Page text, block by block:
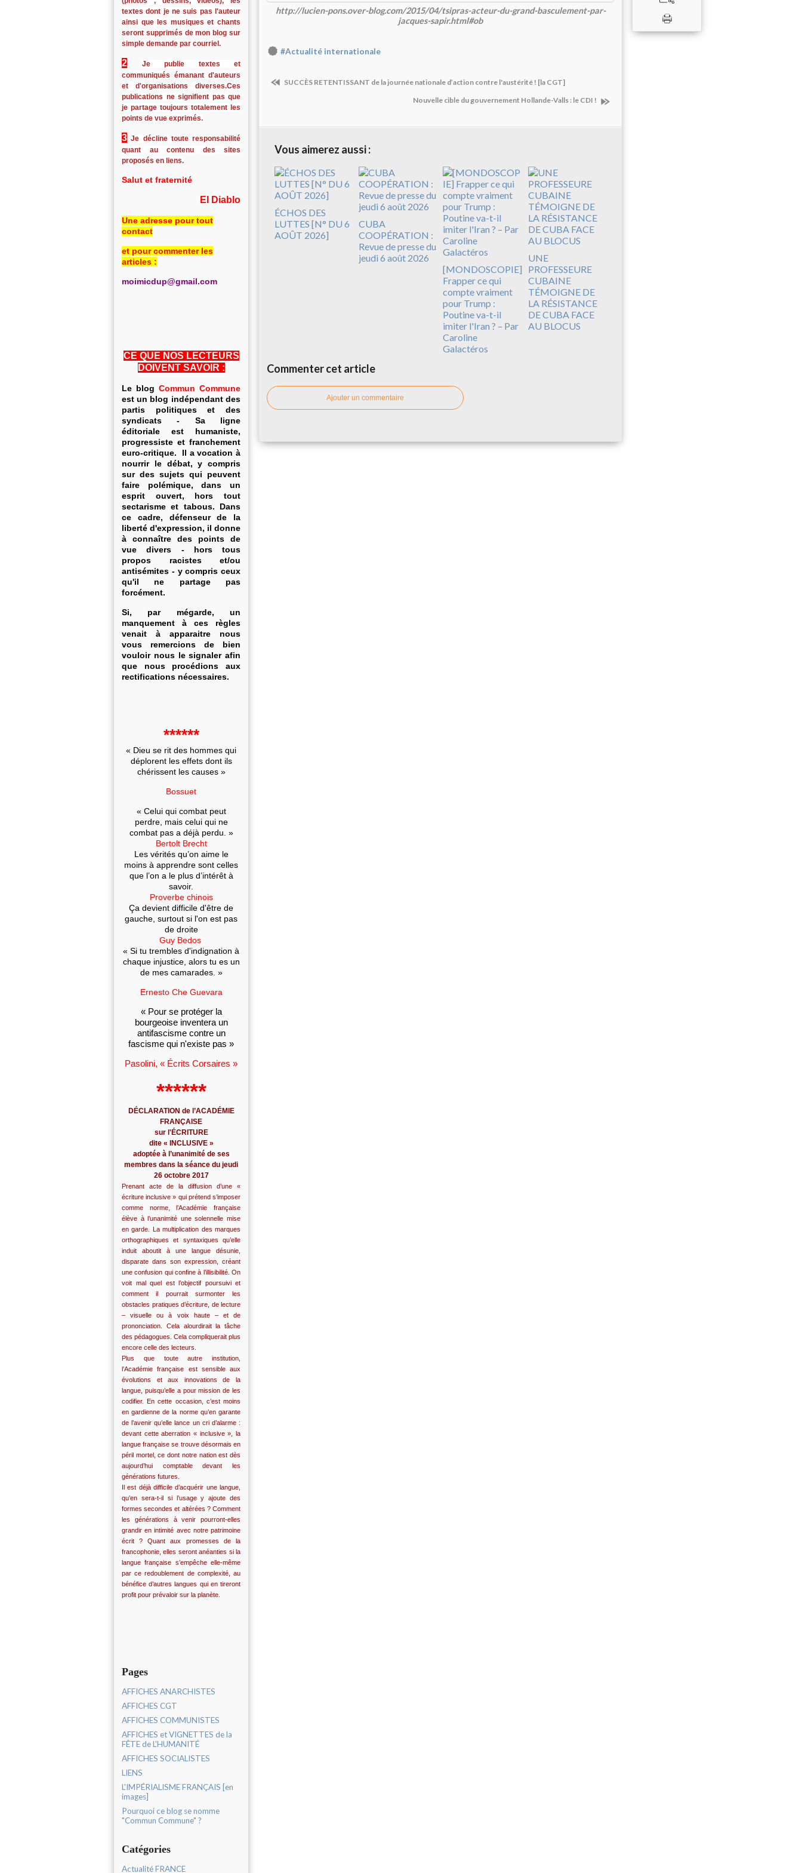
textes dont je ne suis pas l'auteur
ainsi que les musiques et chants
seront supprimés de mon blog sur
simple demande par courriel.
2
Je publie textes et
communiqués émanant d'auteurs
et d'organisations diverses.Ces
publications ne signifient pas que
je partage toujours totalement les
points de vue exprimés.
3 Je décline toute responsabilité
quant au contenu des sites
proposés en liens.
Salut et fraternité
El Diablo
Une adresse pour tout
contact
et pour commenter les
articles :
moimicdup@gmail.com
CE QUE NOS LECTEURS
DOIVENT SAVOIR :
Le blog Commun Commune
est un blog indépendant des
partis politiques et des
syndicats - Sa ligne
éditoriale est humaniste,
progressiste et franchement
euro-critique. Il a vocation à
nourrir le débat, y compris
sur des sujets qui peuvent
faire polémique, dans un
esprit ouvert, hors tout
sectarisme et tabous. Dans
ce cadre, défenseur de la
liberté d'expression, il donne
à connaître des points de
vue divers - hors tous
propos racistes et/ou
antisémites - y compris ceux
qu'il ne partage pas
forcément.
Si, par mégarde, un
manquement à ces règles
venait à apparaitre nous
vous remercions de bien
vouloir nous le signaler afin
que nous procédions aux
rectifications nécessaires.
******
« Dieu se rit des hommes qui
déplorent les effets dont ils
chérissent les causes »
Bossuet
« Celui qui combat peut
perdre, mais celui qui ne
combat pas a déjà perdu. »
Bertolt Brecht
Les vérités qu’on aime le
moins à apprendre sont celles
que l’on a le plus d’intérêt à
savoir.
Proverbe chinois
Ça devient difficile d'être de
gauche, surtout si l'on est pas
de droite
Guy Bedos
« Si tu trembles d'indignation à
chaque injustice, alors tu es un
de mes camarades. »
Ernesto Che Guevara
« Pour se protéger la
bourgeoise inventera un
antifascisme contre un
fascisme qui n'existe pas »
Pasolini, « Écrits Corsaires »
******
DÉCLARATION de l’ACADÉMIE
FRANÇAISE
sur l'ÉCRITURE
dite « INCLUSIVE »
adoptée à l’unanimité de ses
membres dans la séance du jeudi
26 octobre 2017
Prenant acte de la diffusion d’une «
écriture inclusive » qui prétend s’imposer
comme norme, l’Académie française
élève à l’unanimité une solennelle mise
en garde. La multiplication des marques
orthographiques et syntaxiques qu’elle
induit aboutit à une langue désunie,
disparate dans son expression, créant
une confusion qui confine à l’illisibilité. On
voit mal quel est l’objectif poursuivi et
comment il pourrait surmonter les
obstacles pratiques d’écriture, de lecture
– visuelle ou à voix haute – et de
prononciation. Cela alourdirait la tâche
des pédagogues. Cela compliquerait plus
encore celle des lecteurs.
Plus que toute autre institution,
l’Académie française est sensible aux
évolutions et aux innovations de la
langue, puisqu’elle a pour mission de les
codifier. En cette occasion, c’est moins
en gardienne de la norme qu’en garante
de l’avenir qu’elle lance un cri d’alarme :
devant cette aberration « inclusive », la
langue française se trouve désormais en
péril mortel, ce dont notre nation est dès
aujourd’hui comptable devant les
générations futures.
Il est déjà difficile d’acquérir une langue,
qu’en sera-t-il si l’usage y ajoute des
formes secondes et altérées ? Comment
les générations à venir pourront-elles
grandir en intimité avec notre patrimoine
écrit ? Quant aux promesses de la
francophonie, elles seront anéanties si la
langue française s’empêche elle-même
par ce redoublement de complexité, au
bénéfice d’autres langues qui en tireront
profit pour prévaloir sur la planète.
Pages
AFFICHES ANARCHISTES
AFFICHES CGT
AFFICHES COMMUNISTES
AFFICHES et VIGNETTES de la
FÊTE de L'HUMANITÉ
AFFICHES SOCIALISTES
LIENS
L'IMPÉRIALISME FRANÇAIS [en
images]
Pourquoi ce blog se nomme
"Commun Commune" ?
Catégories
Actualité FRANCE
http://lucien-pons.over-blog.com/2015/04/tsipras-acteur-du-grand-basculement-par-
jacques-sapir.html#ob
#Actualité internationale
SUCCÈS RETENTISSANT de la journée nationale d’action contre l'austérité ! [la CGT]
Nouvelle cible du gouvernement Hollande-Valls : le CDI !
Vous aimerez aussi :
ÉCHOS DES
LUTTES [N° DU 6
AOÛT 2026]
CUBA
COOPÉRATION :
Revue de presse du
jeudi 6 août 2026
[MONDOSCOPIE]
Frapper ce qui
compte vraiment
pour Trump :
Poutine va-t-il
imiter l'Iran ? – Par
Caroline
Galactéros
UNE
PROFESSEURE
CUBAINE
TÉMOIGNE DE
LA RÉSISTANCE
DE CUBA FACE
AU BLOCUS
Commenter cet article
Ajouter un commentaire